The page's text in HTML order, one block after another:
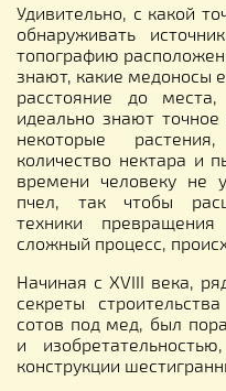
Удивительно, с какой
обнаруживать
топографию
знают, какие медоносы
расстояние до
идеально знают
некоторые
количество нектара и
времени человеку не
пчел, так чтобы
техники
сложный процесс,
Начиная с XVIII века,
секреты
сотов под мед, был
и
конструкции